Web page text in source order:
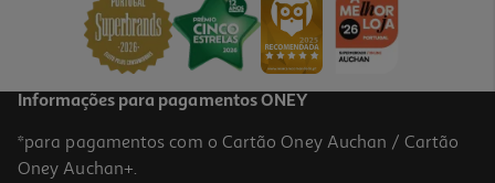
Informações para pagamentos ONEY
*para pagamentos com o Cartão Oney Auchan / Cartão
Oney Auchan+.